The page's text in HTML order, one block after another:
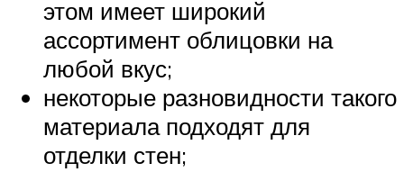
этом имеет широкий
ассортимент облицовки на
любой вкус;
некоторые разновидности такого
материала подходят для
отделки стен;